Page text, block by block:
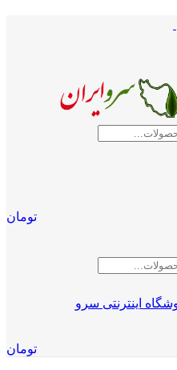
تومان
تومان